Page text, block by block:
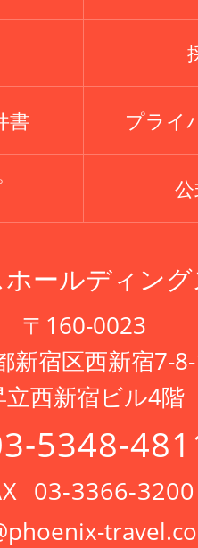
書 プライ
ールディン
〒160-0023
新宿区西新宿7-
立西新宿ビル4階
5348-
03-3366-3200